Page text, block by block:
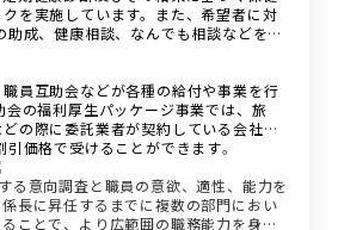
を実施しています。また、希望者に対
助成、健康相談、なんでも相談などを実
員互助会などが各種の給付や事業を行
会の福利厚生パッケージ事業では、旅
の際に委託業者が契約している会社や
引価格で受けることができます。
る意向調査と職員の意欲、適性、能力を
長に昇任するまでに複数の部門におい
ことで、より広範囲の職務能力を身に